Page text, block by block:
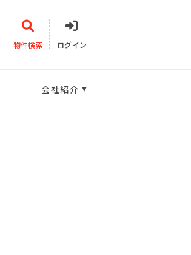
物件検索 ログイン
会社紹介